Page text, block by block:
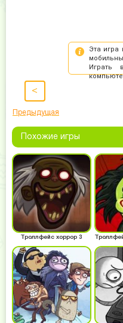
<
Предыдущая
Похожие игры
Троллфейс хоррор 3